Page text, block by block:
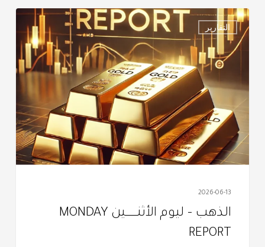
التقارير
الذهب
–
ليوم
الأثنــــــــــين
MONDAY
REPORT
2026-06-13
الذهب – ليوم الأثنــــــــــين MONDAY
REPORT